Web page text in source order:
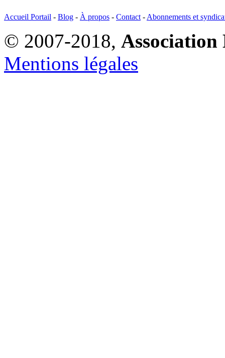
Accueil Portail - Blog - À propos - Contact - Abonnements et
© 2007-2018, Association
Mentions légales